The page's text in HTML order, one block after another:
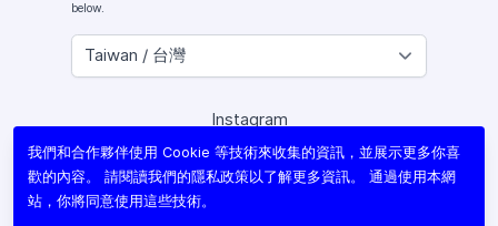
below.
Instagram
Facebook
X (Twitter)
我們和合作夥伴使用 Cookie 等技術來收集的資訊，並展示更多你喜
歡的內容。 請閱讀我們的隱私政策以了解更多資訊。 通過使用本網
站，你將同意使用這些技術。